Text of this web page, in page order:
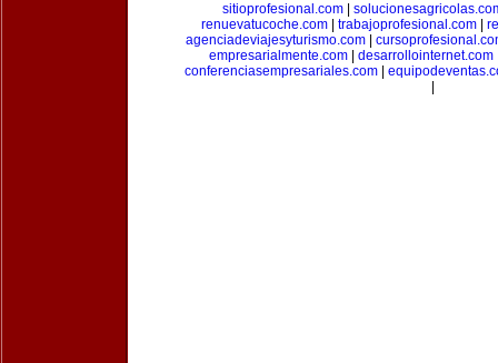
sitioprofesional.com
renuevatucoche.com
trabajoprofesional.com
agenciadeviajesyturismo.com
empresarialmente.com
desarrollointernet.com
conferenciasempresariales.com